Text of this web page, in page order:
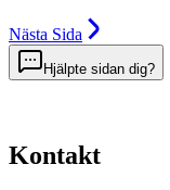
Nästa Sida
Hjälpte sidan dig?
Kontakt